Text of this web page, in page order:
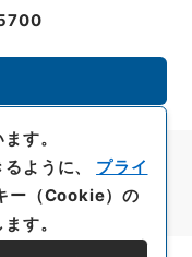
す。
ように、 プライ
ー（Cookie）の
す。